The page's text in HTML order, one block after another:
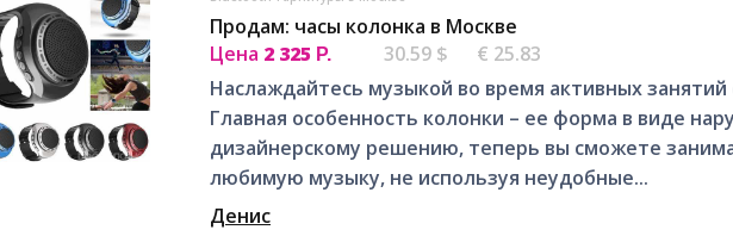
Продам: часы колонка в Москве
Цена 2 325 Р. 30.59 $
€ 25.83
Наслаждайтесь музыкой во время активных
Главная особенность колонки – ее форма в виде
дизайнерскому решению, теперь вы сможете
любимую музыку, не используя неудобные...
Денис